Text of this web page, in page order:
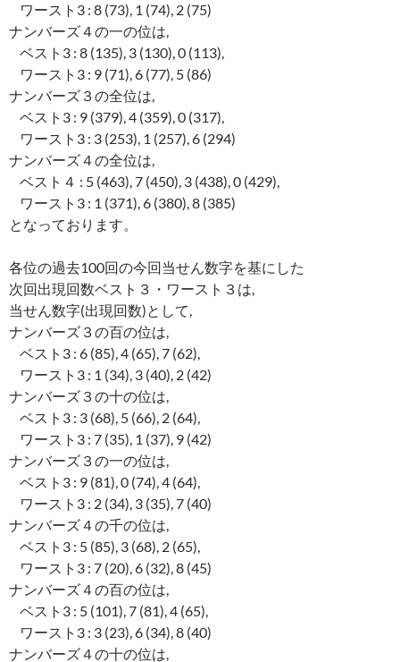
ワースト3 : 8 (73), 1 (74), 2 (75)
ナンバーズ４の一の位は,
ベスト3 : 8 (135), 3 (130), 0 (113),
ワースト3 : 9 (71), 6 (77), 5 (86)
ナンバーズ３の全位は,
ベスト3 : 9 (379), 4 (359), 0 (317),
ワースト3 : 3 (253), 1 (257), 6 (294)
ナンバーズ４の全位は,
ベスト４ : 5 (463), 7 (450), 3 (438), 0 (429),
ワースト3 : 1 (371), 6 (380), 8 (385)
となっております。
各位の過去100回の今回当せん数字を基にした
次回出現回数ベスト３・ワースト３は,
当せん数字(出現回数)として,
ナンバーズ３の百の位は,
ベスト3 : 6 (85), 4 (65), 7 (62),
ワースト3 : 1 (34), 3 (40), 2 (42)
ナンバーズ３の十の位は,
ベスト3 : 3 (68), 5 (66), 2 (64),
ワースト3 : 7 (35), 1 (37), 9 (42)
ナンバーズ３の一の位は,
ベスト3 : 9 (81), 0 (74), 4 (64),
ワースト3 : 2 (34), 3 (35), 7 (40)
ナンバーズ４の千の位は,
ベスト3 : 5 (85), 3 (68), 2 (65),
ワースト3 : 7 (20), 6 (32), 8 (45)
ナンバーズ４の百の位は,
ベスト3 : 5 (101), 7 (81), 4 (65),
ワースト3 : 3 (23), 6 (34), 8 (40)
ナンバーズ４の十の位は,